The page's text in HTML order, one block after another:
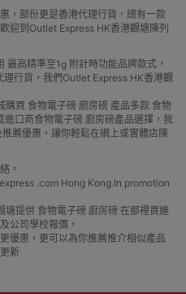
，部份更是香港代理行貨，總有一款
迎到Outlet Express HK香港觀塘陳列
高精準至1g 附計時功能品牌款式，
行貨，我們Outlet Express HK香港觀
買 食物電子磅 廚房磅 產品多款 食物
口商食物電子磅 廚房磅產品選擇，我
薦優惠，讓你輕鬆在網上或實體店陳
。
.com Hong Kong.In promotion
提供 食物電子磅 廚房磅 在那裡買邊
公司學校報價，
優惠，更可以為你推薦推介相似產品
新